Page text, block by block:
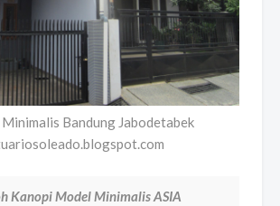
Bandung Jabodetabek
Kanopi Model Minimalis ASIA